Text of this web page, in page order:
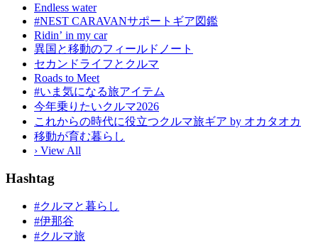
Endless water
#NEST CARAVANサポートギア図鑑
Ridinʼ in my car
異国と移動のフィールドノート
セカンドライフとクルマ
Roads to Meet
#いま気になる旅アイテム
今年乗りたいクルマ2026
これからの時代に役立つクルマ旅ギア by オカタオカ
移動が育む暮らし
› View All
Hashtag
#クルマと暮らし
#伊那谷
#クルマ旅